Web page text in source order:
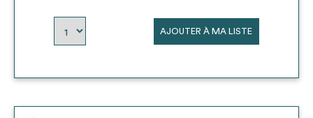
AJOUTER À MA LISTE